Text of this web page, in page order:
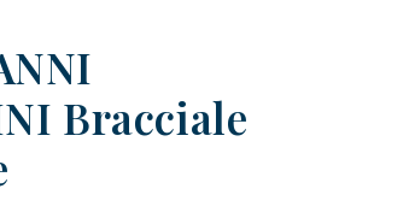
Bracciale